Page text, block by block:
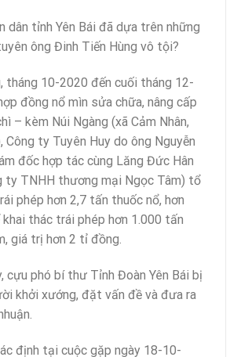
dân tỉnh Yên Bái đã dựa trên những
ông Đinh Tiến Hùng vô tội?
tháng 10-2020 đến cuối tháng 12-
đồng nổ mìn sửa chữa, nâng cấp
– kèm Núi Ngàng (xã Cảm Nhân,
Công ty Tuyên Huy do ông Nguyễn
đốc hợp tác cùng Lăng Đức Hân
ty TNHH thương mại Ngọc Tâm) tổ
phép hơn 2,7 tấn thuốc nổ, hơn
khai thác trái phép hơn 1.000 tấn
giá trị hơn 2 tỉ đồng.
cựu phó bí thư Tỉnh Đoàn Yên Bái bị
khởi xướng, đặt vấn đề và đưa ra
định tại cuộc gặp ngày 18-10-